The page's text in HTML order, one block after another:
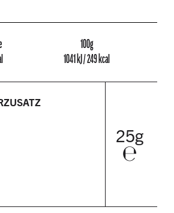
100g
1041 kJ / 249 kcal
25g
℮